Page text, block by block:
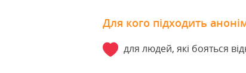
Для кого підходить
для людей, які бояться